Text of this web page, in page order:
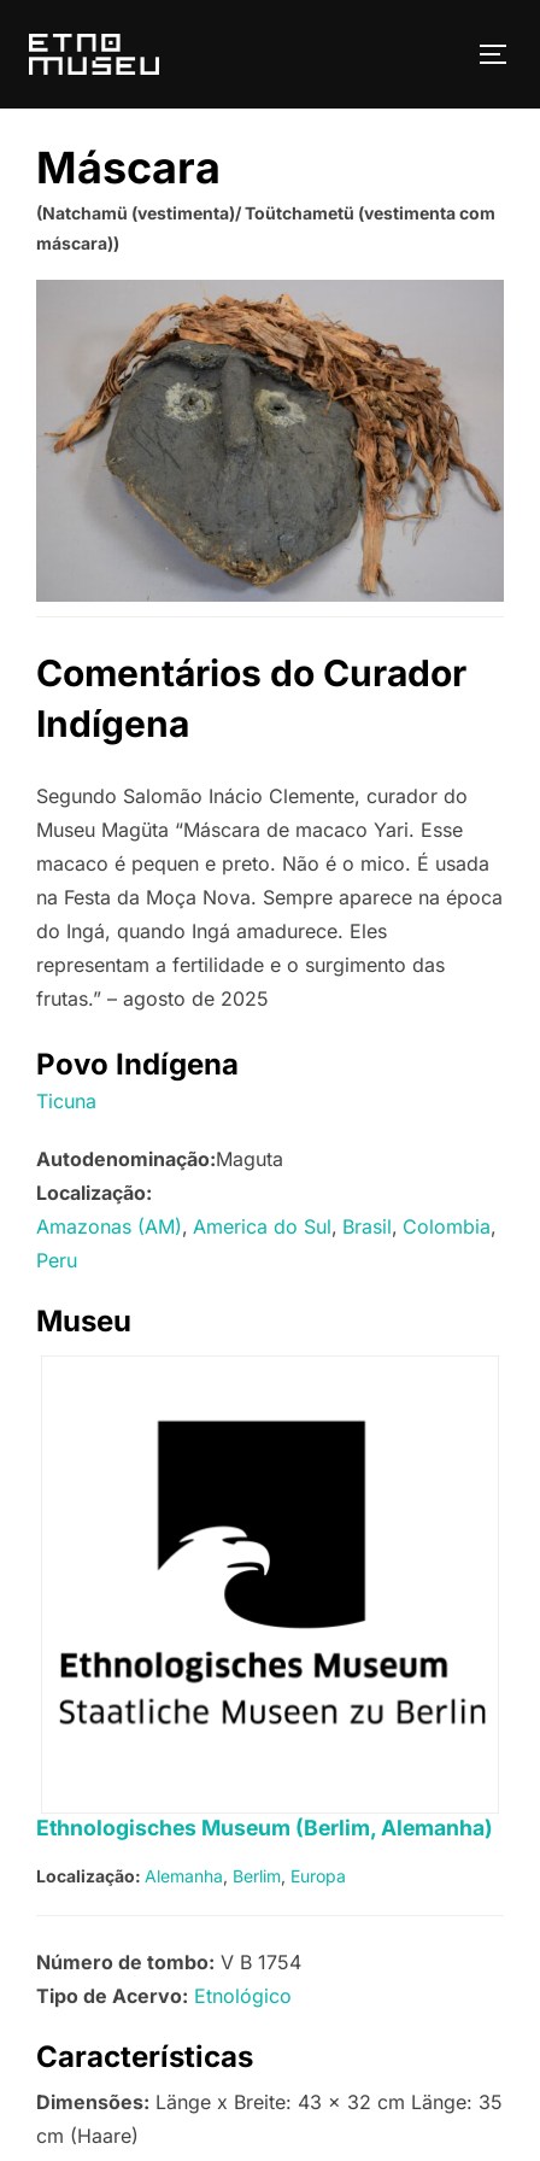
para
Máscara
(Natchamü (vestimenta)/ Toütchametü (vestimenta com
máscara))
Comentários do Curador
Indígena
Segundo Salomão Inácio Clemente, curador do
Museu Magüta “Máscara de macaco Yari. Esse
macaco é pequen e preto. Não é o mico. É usada
na Festa da Moça Nova. Sempre aparece na época
do Ingá, quando Ingá amadurece. Eles
representam a fertilidade e o surgimento das
frutas.” – agosto de 2025
Povo Indígena
Ticuna
Autodenominação:Maguta
Localização:
Amazonas (AM) America do Sul Brasil Colombia
Peru
Museu
Ethnologisches Museum (Berlim, Alemanha)
Localização: Alemanha Berlim Europa
Número de tombo: V B 1754
Tipo de Acervo: Etnológico
Características
Dimensões: Länge x Breite: 43 x 32 cm Länge: 35
cm (Haare)